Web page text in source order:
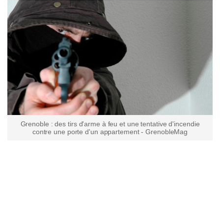
Grenoble : des tirs d'arme à feu et une tentative d'incendie
contre une porte d'un appartement - GrenobleMag